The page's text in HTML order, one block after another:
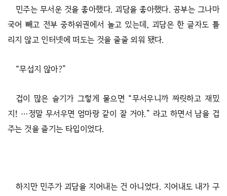
민주는 무서운 것을 좋아했다. 괴담을 좋아했다. 공부는 그나마
국어 빼고 전부 중하위권에서 놀고 있는데, 괴담은 한 글자도 틀
리지 않고 인터넷에 떠도는 것을 줄줄 외워 됐다.
“무섭지 않아?”
겁이 많은 슬기가 그렇게 물으면 “무서우니까 짜릿하고 재밌
지! …정말 무서우면 엄마랑 같이 잘 거야.” 라고 하면서 남을 겁
주는 것을 즐기는 타입이었다.
하지만 민주가 괴담을 지어내는 건 아니었다. 지어내도 내가 구